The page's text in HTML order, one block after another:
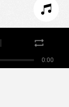
0:00